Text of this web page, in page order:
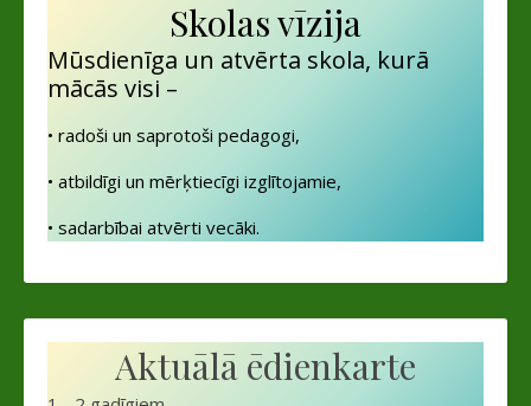
Skolas vīzija
Mūsdienīga un atvērta skola, kurā
mācās visi –
• radoši un saprotoši pedagogi,
• atbildīgi un mērķtiecīgi izglītojamie,
• sadarbībai atvērti vecāki.
Aktuālā ēdienkarte